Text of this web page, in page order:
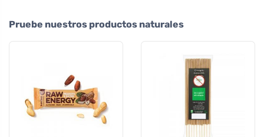
Pruebe nuestros productos naturales